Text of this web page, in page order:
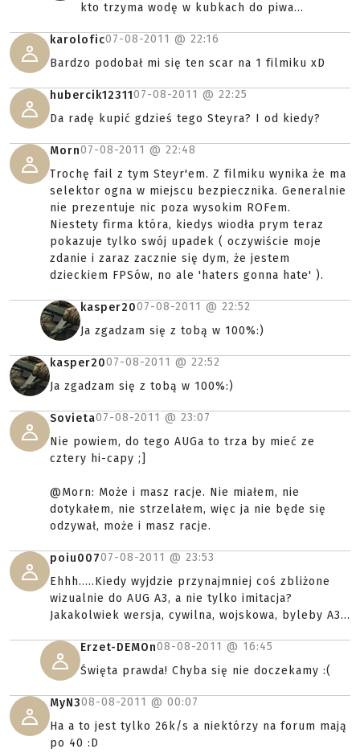
kto trzyma wodę w kubkach do piwa...
karolofic07-08-2011 @ 22:16
Bardzo podobał mi się ten scar na 1 filmiku xD
hubercik1231107-08-2011 @ 22:25
Da radę kupić gdzieś tego Steyra? I od kiedy?
Morn07-08-2011 @ 22:48
Trochę fail z tym Steyr'em. Z filmiku wynika że ma
selektor ogna w miejscu bezpiecznika. Generalnie
nie prezentuje nic poza wysokim ROFem.
Niestety firma która, kiedys wiodła prym teraz
pokazuje tylko swój upadek ( oczywiście moje
zdanie i zaraz zacznie się dym, że jestem
dzieckiem FPSów, no ale 'haters gonna hate' ).
kasper2007-08-2011 @ 22:52
Ja zgadzam się z tobą w 100%:)
kasper2007-08-2011 @ 22:52
Ja zgadzam się z tobą w 100%:)
Sovieta07-08-2011 @ 23:07
Nie powiem, do tego AUGa to trza by mieć ze
cztery hi-capy ;]
@Morn: Może i masz racje. Nie miałem, nie
dotykałem, nie strzelałem, więc ja nie będe się
odzywał, może i masz racje.
poiu00707-08-2011 @ 23:53
Ehhh.....Kiedy wyjdzie przynajmniej coś zbliżone
wizualnie do AUG A3, a nie tylko imitacja?
Jakakolwiek wersja, cywilna, wojskowa, byleby A3...
Erzet-DEMOn08-08-2011 @ 16:45
Święta prawda! Chyba się nie doczekamy :(
MyN308-08-2011 @ 00:07
Ha a to jest tylko 26k/s a niektórzy na forum mają
po 40 :D